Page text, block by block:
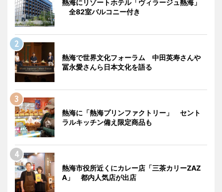
熱海にリゾートホテル「ヴィラージュ熱海」
全82室バルコニー付き
熱海で世界文化フォーラム 中田英寿さんや
冨永愛さんら日本文化を語る
熱海に「熱海プリンファクトリー」 セント
ラルキッチン備え限定商品も
熱海市役所近くにカレー店「三茶カリーZAZ
A」 都内人気店が出店